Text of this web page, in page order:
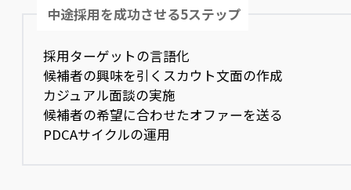
中途採用を成功させる5ステップ
採用ターゲットの言語化
候補者の興味を引くスカウト文面の作成
カジュアル面談の実施
候補者の希望に合わせたオファーを送る
PDCAサイクルの運用